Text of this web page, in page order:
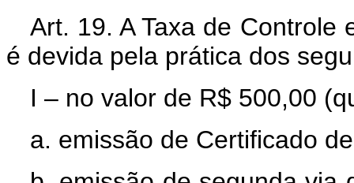
Art. 19. A Taxa de Controle
é devida pela prática dos
I – no valor de R$ 500,00
a. emissão de Certificado